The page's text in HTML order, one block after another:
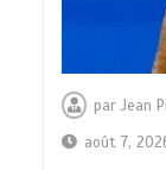
parJean
août 7,